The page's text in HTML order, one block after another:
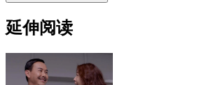
延伸阅读